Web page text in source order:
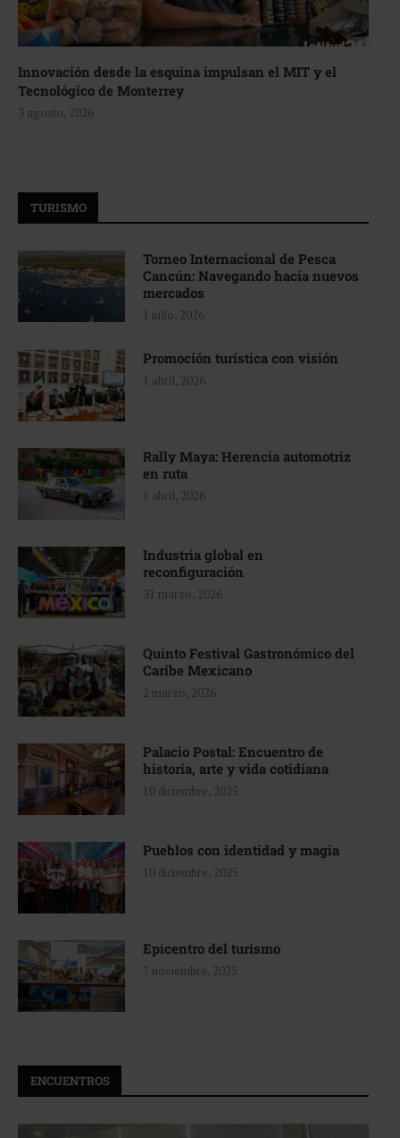
Innovación desde la esquina impulsan el MIT y el
Tecnológico de Monterrey
3 agosto, 2026
TURISMO
Torneo Internacional de Pesca
Cancún: Navegando hacia nuevos
mercados
1 julio, 2026
Promoción turística con visión
1 abril, 2026
Rally Maya: Herencia automotriz
en ruta
1 abril, 2026
Industria global en
reconfiguración
31 marzo, 2026
Quinto Festival Gastronómico del
Caribe Mexicano
2 marzo, 2026
Palacio Postal: Encuentro de
historia, arte y vida cotidiana
10 diciembre, 2025
Pueblos con identidad y magia
10 diciembre, 2025
Epicentro del turismo
7 noviembre, 2025
ENCUENTROS